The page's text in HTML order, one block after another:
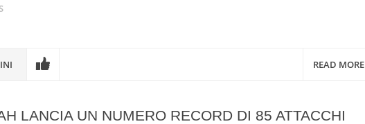
READ MORE
LANCIA UN NUMERO RECORD DI 85 ATTACCHI